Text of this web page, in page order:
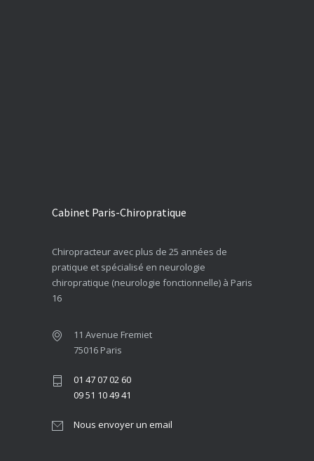
Cabinet Paris-Chiropratique
Chiropracteur avec plus de 25 années de
pratique et spécialisé en neurologie
chiropratique (neurologie fonctionnelle) à Paris
16
11 Avenue Fremiet
75016 Paris
01 47 07 02 60
09 51 10 49 41
Nous envoyer un email